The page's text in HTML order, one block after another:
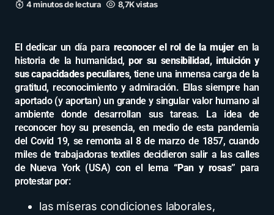
4 minutos de lectura 8,7K vistas
El dedicar un día para reconocer el rol de la mujeren la
historia de la humanidad,por su sensibilidad, intuición y
sus capacidades peculiares,tiene una inmensa carga de la
gratitud, reconocimiento y admiración. Ellas siempre han
aportado (y aportan) un grande y singular valor humano al
ambiente donde desarrollan sus tareas. La idea de
reconocer hoy su presencia, en medio de esta pandemia
del Covid 19, se remonta al 8 de marzo de 1857, cuando
miles de trabajadoras textiles decidieron salir a las calles
de Nueva York (USA) con el lema “Pan y rosas” para
protestar por:
las míseras condiciones laborales,